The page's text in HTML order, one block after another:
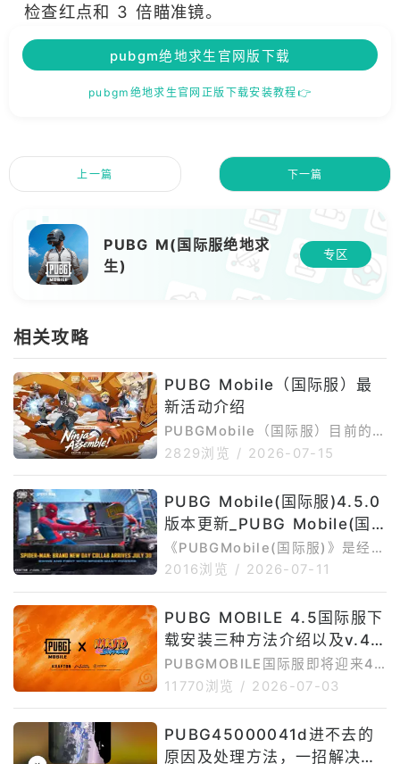
检查红点和 3 倍瞄准镜。
pubgm绝地求生官网版下载
pubgm绝地求生官网正版下载安装教程👉
上一篇 下一篇
PUBG M(国际服绝地求
生)
专区
相关攻略
PUBG Mobile（国际服）最
新活动介绍
PUBGMobile（国际服）目前的
核心活动围绕4.5版本「NARUT
动、新主题玩法、免费奖励、限时
任务和后续村庄防守玩法。以下只
整理目前仍在进行或即将开始的活
动，已经结束的活动不再介绍。
一、PUBGMobile（国际服）目
1.PUBGMobile×NARUTOSHIPP
UDEN联动活动P
2829浏览 / 2026-07-15
PUBG Mobile(国际服)4.5.0
版本更新_PUBG Mobile(国
际服)4.5.0最新版下载安装
《PUBGMobile(国际服)》是经典
战术竞技手游，玩家可以在移动端
限时模式。GooglePlay页面介绍
显示，PUBGMOBILE主打10分钟
极速对战、多地图多模式、手机端
专属操作优化、训练模式和好友语
音聊天等内容。目前PUBGMOBIL
ror版本记录显示，PUBGMOBILE
4.5.0于202
2016浏览 / 2026-07-11
PUBG MOBILE 4.5国际服下
载安装三种方法介绍以及v.4.
5版本更新时间
PUBGMOBILE国际服即将迎来4.
5版本更新。本次4.5版本最大的
根据相关报道，PUBGMOBILEx
火影忍者疾风传联动将随PUBGM
11770浏览 / 2026-07-03
PUBG45000041d进不去的
原因及处理方法，一招解决登